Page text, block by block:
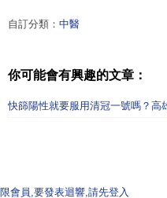
自訂分類： 中醫
你可能會有興趣的文章：
快篩陽性就要服用清冠一號嗎？高
限會員,要發表迴響,請先登入